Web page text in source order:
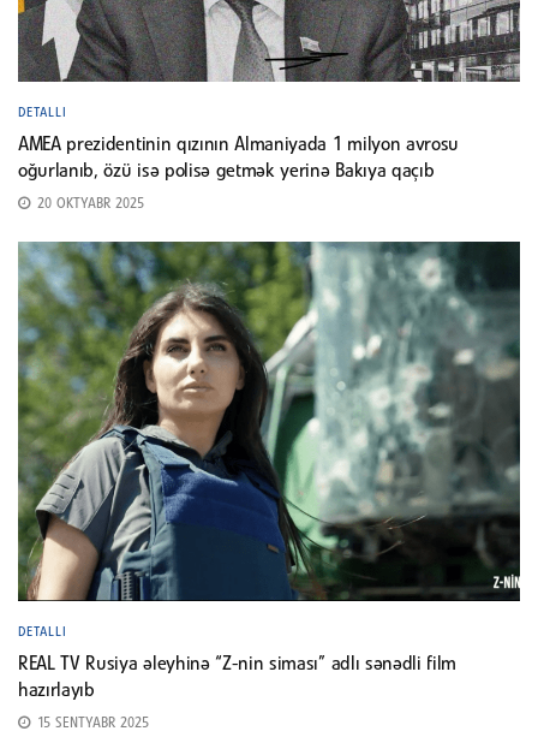
DETALLI
AMEA prezidentinin qızının Almaniyada 1 milyon avrosu
oğurlanıb, özü isə polisə getmək yerinə Bakıya qaçıb
20 OKTYABR 2025
DETALLI
REAL TV Rusiya əleyhinə “Z-nin siması” adlı sənədli film
hazırlayıb
15 SENTYABR 2025